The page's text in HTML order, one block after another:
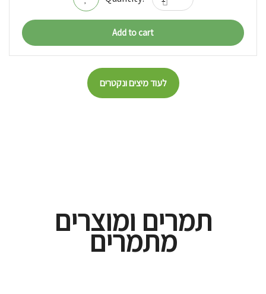
Add to cart
לעוד מיצים ונקטרים
תמרים ומוצרים
מתמרים